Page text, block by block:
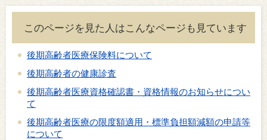
このページを見た人はこんなページも見ています
後期高齢者医療保険料について
後期高齢者の健康診査
後期高齢者医療資格確認書・資格情報のお知らせについ
て
後期高齢者医療の限度額適用・標準負担額減額の申請等
について